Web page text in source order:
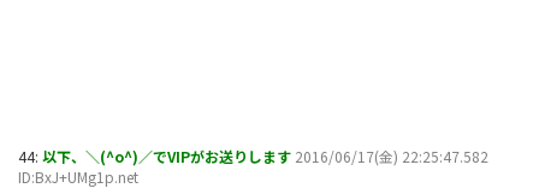
44: 以下、＼(^o^)／でVIPがお送りします 2016/06/17(金) 22:25:47.582
ID:BxJ+UMg1p.net